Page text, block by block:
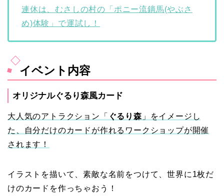
連休は、むさしの村の「ポニー流鏑馬(やぶさ
め)体験」で運試し！
イベント内容
オリジナルぐるり森風カード
大人気のアトラクション「 ぐるり森 」をイメージし
た、自分だけのカードが作れるワークショップが開催
されます！
イラストを描いて、素敵な名前をつけて、世界に1枚だ
けのカードを作っちゃおう！